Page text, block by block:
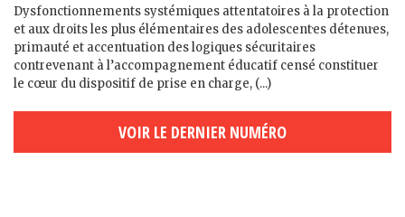
Dysfonctionnements systémiques attentatoires à la protection
et aux droits les plus élémentaires des adolescent·es détenu·es,
primauté et accentuation des logiques sécuritaires
contrevenant à l’accompagnement éducatif censé constituer
le cœur du dispositif de prise en charge, (...)
VOIR LE DERNIER NUMÉRO